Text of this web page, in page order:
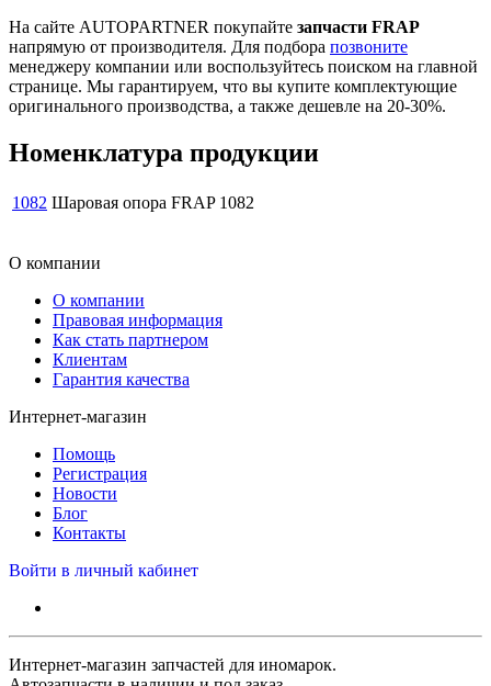
На сайте AUTOPARTNER покупайте запчасти FRAP
напрямую от производителя. Для подбора позвоните
менеджеру компании или воспользуйтесь поиском на главной
странице. Мы гарантируем, что вы купите комплектующие
оригинального производства, а также дешевле на 20-30%.
Номенклатура продукции
1082 Шаровая опора FRAP 1082
О компании
О компании
Правовая информация
Как стать партнером
Клиентам
Гарантия качества
Интернет-магазин
Помощь
Регистрация
Новости
Блог
Контакты
Войти в личный кабинет
Интернет-магазин запчастей для иномарок.